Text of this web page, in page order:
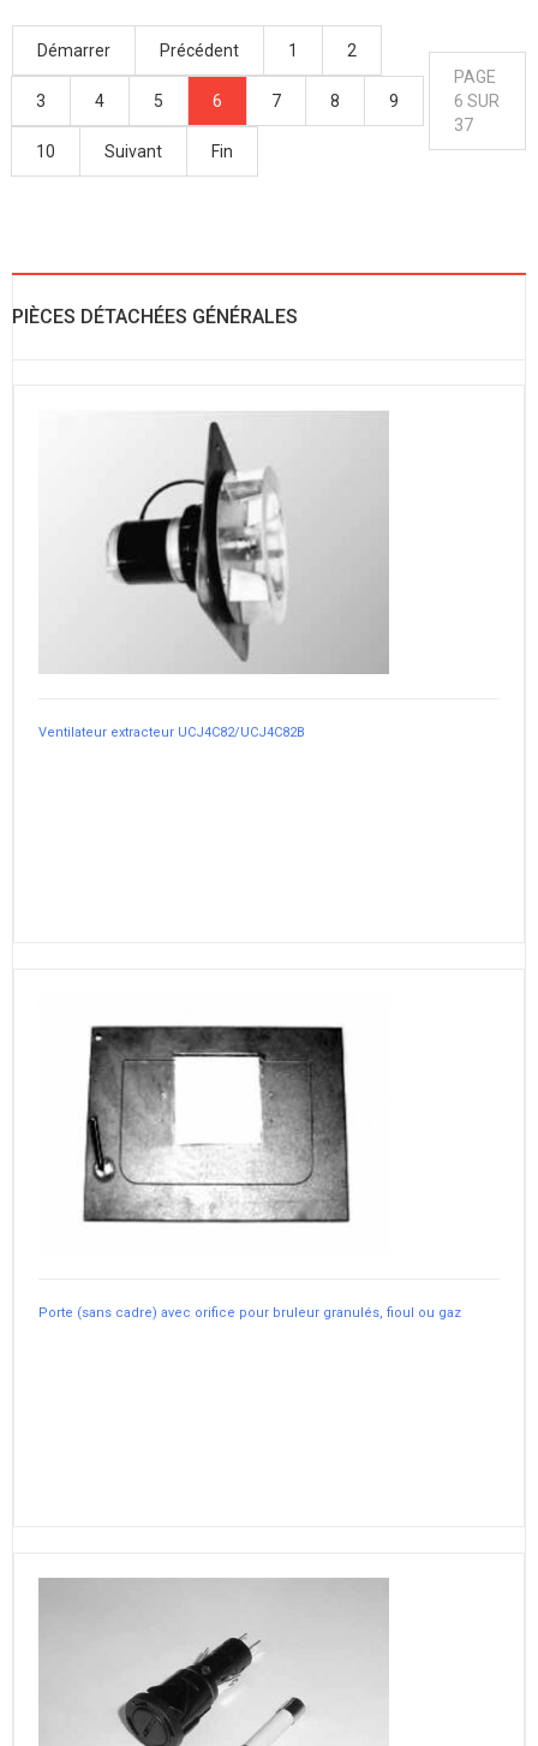
Démarrer Précédent 1 2
3 4 5 6 7 8 9
10 Suivant Fin
PAGE
6 SUR
37
PIÈCES DÉTACHÉES GÉNÉRALES
Ventilateur extracteur UCJ4C82/UCJ4C82B
Porte (sans cadre) avec orifice pour bruleur granulés, fioul ou gaz